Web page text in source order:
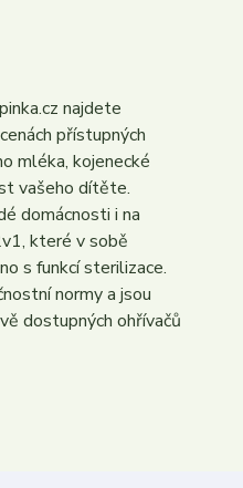
najdete
přístupných
mléka, kojenecké
vašeho dítěte.
domácnosti i na
které v sobě
s funkcí sterilizace.
normy a jsou
dostupných ohřívačů